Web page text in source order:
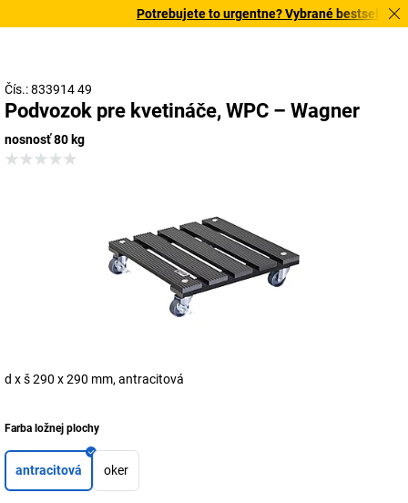
Potrebujete to urgentne? Vybrané bestsellery
Čís.: 833914 49
Podvozok pre kvetináče, WPC – Wagner
nosnosť 80 kg
d x š 290 x 290 mm, antracitová
Farba ložnej plochy
antracitová oker